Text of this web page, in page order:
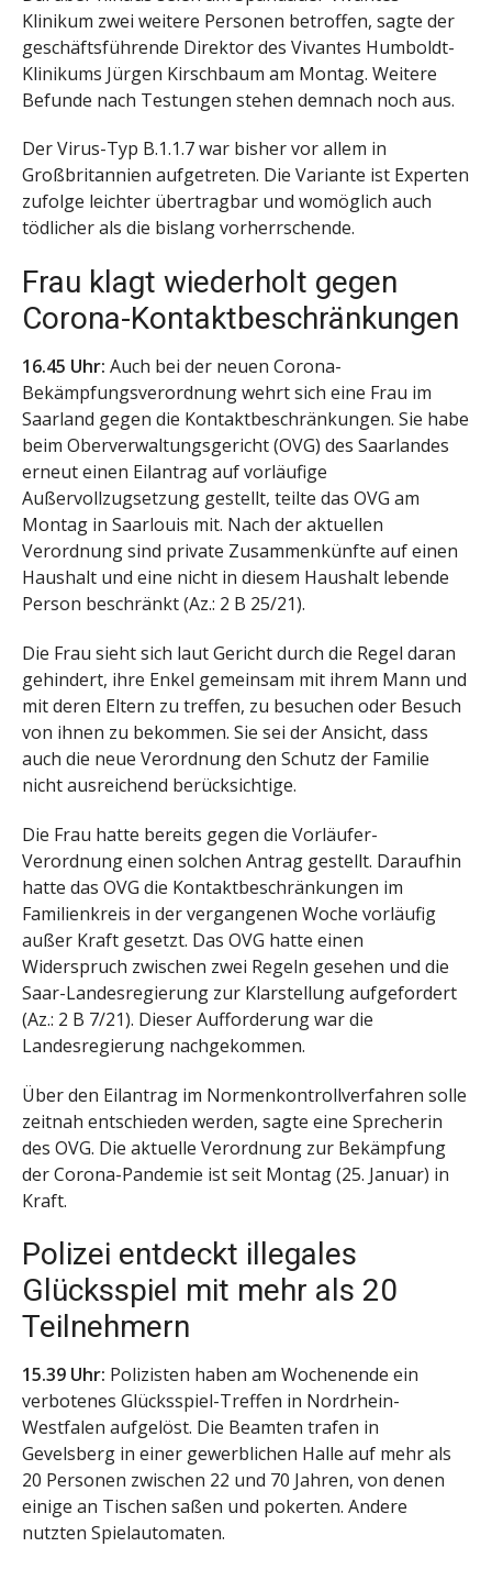
Klinikum zwei weitere Personen betroffen, sagte der
geschäftsführende Direktor des Vivantes Humboldt-
Klinikums Jürgen Kirschbaum am Montag. Weitere
Befunde nach Testungen stehen demnach noch aus.
Der Virus-Typ B.1.1.7 war bisher vor allem in
Großbritannien aufgetreten. Die Variante ist Experten
zufolge leichter übertragbar und womöglich auch
tödlicher als die bislang vorherrschende.
Frau klagt wiederholt gegen
Corona-Kontaktbeschränkungen
16.45 Uhr: Auch bei der neuen Corona-
Bekämpfungsverordnung wehrt sich eine Frau im
Saarland gegen die Kontaktbeschränkungen. Sie habe
beim Oberverwaltungsgericht (OVG) des Saarlandes
erneut einen Eilantrag auf vorläufige
Außervollzugsetzung gestellt, teilte das OVG am
Montag in Saarlouis mit. Nach der aktuellen
Verordnung sind private Zusammenkünfte auf einen
Haushalt und eine nicht in diesem Haushalt lebende
Person beschränkt (Az.: 2 B 25/21).
Die Frau sieht sich laut Gericht durch die Regel daran
gehindert, ihre Enkel gemeinsam mit ihrem Mann und
mit deren Eltern zu treffen, zu besuchen oder Besuch
von ihnen zu bekommen. Sie sei der Ansicht, dass
auch die neue Verordnung den Schutz der Familie
nicht ausreichend berücksichtige.
Die Frau hatte bereits gegen die Vorläufer-
Verordnung einen solchen Antrag gestellt. Daraufhin
hatte das OVG die Kontaktbeschränkungen im
Familienkreis in der vergangenen Woche vorläufig
außer Kraft gesetzt. Das OVG hatte einen
Widerspruch zwischen zwei Regeln gesehen und die
Saar-Landesregierung zur Klarstellung aufgefordert
(Az.: 2 B 7/21). Dieser Aufforderung war die
Landesregierung nachgekommen.
Über den Eilantrag im Normenkontrollverfahren solle
zeitnah entschieden werden, sagte eine Sprecherin
des OVG. Die aktuelle Verordnung zur Bekämpfung
der Corona-Pandemie ist seit Montag (25. Januar) in
Kraft.
Polizei entdeckt illegales
Glücksspiel mit mehr als 20
Teilnehmern
15.39 Uhr: Polizisten haben am Wochenende ein
verbotenes Glücksspiel-Treffen in Nordrhein-
Westfalen aufgelöst. Die Beamten trafen in
Gevelsberg in einer gewerblichen Halle auf mehr als
20 Personen zwischen 22 und 70 Jahren, von denen
einige an Tischen saßen und pokerten. Andere
nutzten Spielautomaten.